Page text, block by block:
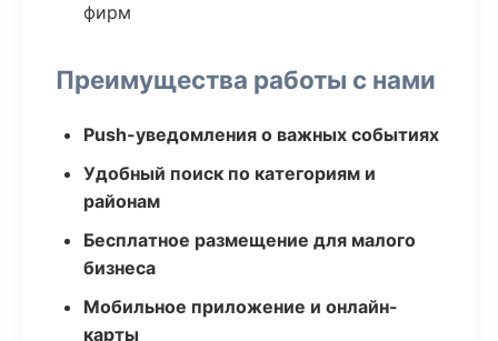
фирм
Преимущества работы с нами
Push-уведомления о важных событиях
Удобный поиск по категориям и
районам
Бесплатное размещение для малого
бизнеса
Мобильное приложение и онлайн-
карты